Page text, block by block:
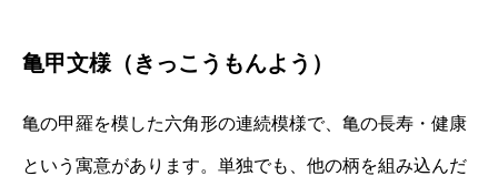
亀甲文様（きっこうもんよう）
亀の甲羅を模した六角形の連続模様で、亀の長寿・健康
という寓意があります。単独でも、他の柄を組み込んだ